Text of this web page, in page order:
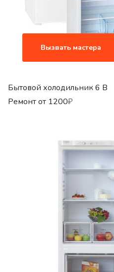
Вызвать мастера
Бытовой холодильник 6 B
Ремонт от 1200₽